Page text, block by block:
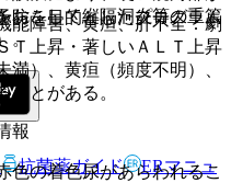
おこして縦隔洞炎等の重篤
。
報
色の着色尿があらわれるこ
障害、黄疸、肝不全：劇
Ｔ上昇・著しいＡＬＴ上昇
）、黄疸（頻度不明）、
ことがある。
を目的としたプログラム
抗菌薬ガイド
ERマニュ